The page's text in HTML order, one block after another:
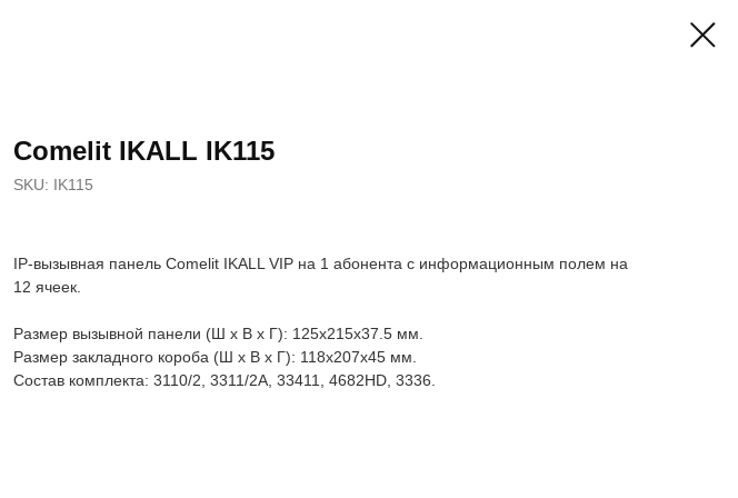
Comelit IKALL IK115
SKU: IK115
IP-вызывная панель Comelit IKALL VIP на 1 абонента с информационным полем на
12 ячеек.
Размер вызывной панели (Ш х В х Г): 125x215x37.5 мм.
Размер закладного короба (Ш х В х Г): 118x207x45 мм.
Состав комплекта: 3110/2, 3311/2А, 33411, 4682НD, 3336.